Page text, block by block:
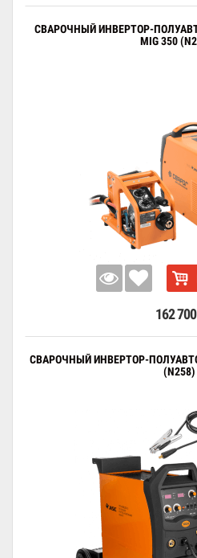
СВАРОЧНЫЙ ИНВЕРТОР-
MIG 350
162 700
СВАРОЧНЫЙ ИНВЕРТОР-
(N258)